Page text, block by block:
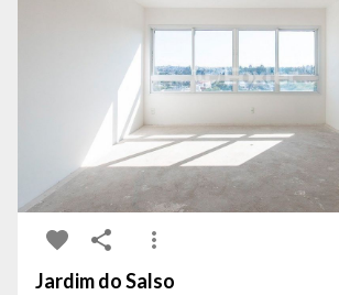
Jardim do Salso